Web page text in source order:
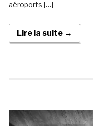
aéroports […]
Lire la suite →